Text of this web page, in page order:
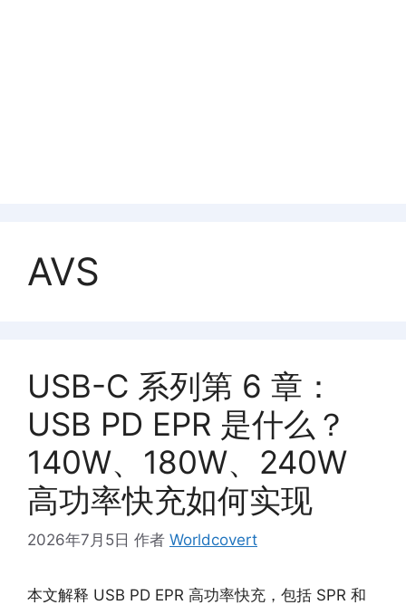
AVS
USB-C 系列第 6 章：
USB PD EPR 是什么？
140W、180W、240W
高功率快充如何实现
2026年7月5日 作者 Worldcovert
本文解释 USB PD EPR 高功率快充，包括 SPR 和